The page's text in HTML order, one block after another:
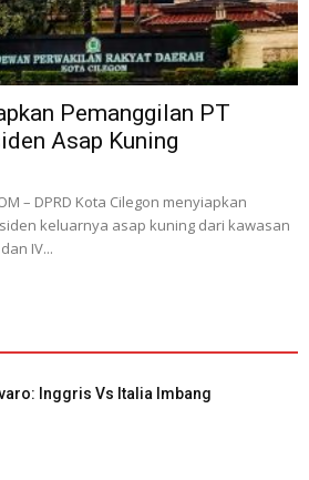
Pemanggilan PT
Asap Kuning
– DPRD Kota Cilegon menyiapkan
keluarnya asap kuning dari kawasan
IV...
Inggris Vs Italia Imbang